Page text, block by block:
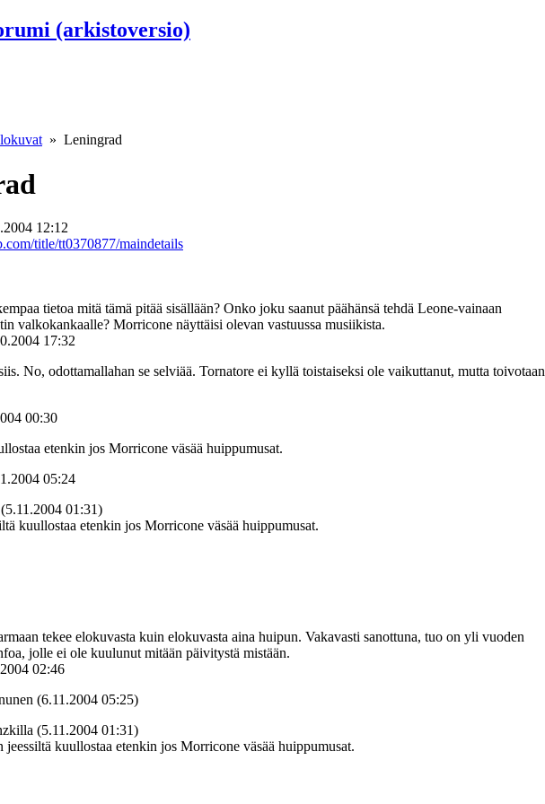
(arkistoversio)
» Leningrad
12:12
title/tt0370877/maindetails
tietoa mitä tämä pitää sisällään? Onko joku saanut päähänsä tehdä Leone-vainaan
valkokankaalle? Morricone näyttäisi olevan vastuussa musiikista.
17:32
No, odottamallahan se selviää. Tornatore ei kyllä toistaiseksi ole vaikuttanut, mutta toivotaan
00:30
etenkin jos Morricone väsää huippumusat.
05:24
01:31)
kuullostaa etenkin jos Morricone väsää huippumusat.
tekee elokuvasta kuin elokuvasta aina huipun. Vakavasti sanottuna, tuo on yli vuoden
jolle ei ole kuulunut mitään päivitystä mistään.
02:46
(6.11.2004 05:25)
(5.11.2004 01:31)
jeessiltä kuullostaa etenkin jos Morricone väsää huippumusat.